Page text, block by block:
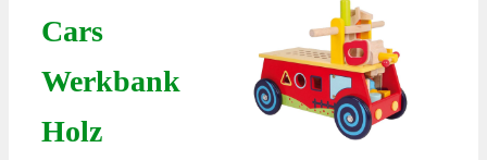
Cars
Werkbank
Holz